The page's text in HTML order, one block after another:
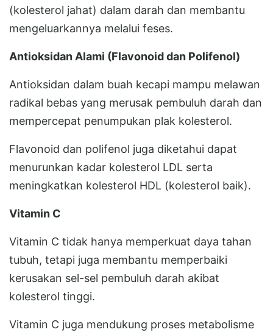
(kolesterol jahat) dalam darah dan membantu
mengeluarkannya melalui feses.
Antioksidan Alami (Flavonoid dan Polifenol)
Antioksidan dalam buah kecapi mampu melawan
radikal bebas yang merusak pembuluh darah dan
mempercepat penumpukan plak kolesterol.
Flavonoid dan polifenol juga diketahui dapat
menurunkan kadar kolesterol LDL serta
meningkatkan kolesterol HDL (kolesterol baik).
Vitamin C
Vitamin C tidak hanya memperkuat daya tahan
tubuh, tetapi juga membantu memperbaiki
kerusakan sel-sel pembuluh darah akibat
kolesterol tinggi.
Vitamin C juga mendukung proses metabolisme